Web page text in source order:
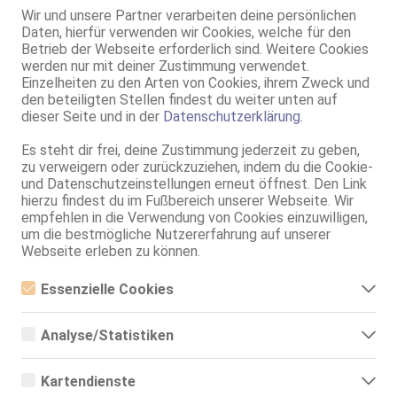
Wir und unsere Partner verarbeiten deine persönlichen
Daten, hierfür verwenden wir Cookies, welche für den
Betrieb der Webseite erforderlich sind. Weitere Cookies
werden nur mit deiner Zustimmung verwendet.
Einzelheiten zu den Arten von Cookies, ihrem Zweck und
den beteiligten Stellen findest du weiter unten auf
dieser Seite und in der Datenschutzerklärung
Es steht dir frei, deine Zustimmung jederzeit zu geben,
zu verweigern oder zurückzuziehen, indem du die Cookie-
und Datenschutzeinstellungen erneut öffnest. Den Link
hierzu findest du im Fußbereich unserer Webseite. Wir
empfehlen in die Verwendung von Cookies einzuwilligen,
um die bestmögliche Nutzererfahrung auf unserer
Webseite erleben zu können.
Essenzielle Cookies
Essenzielle Cookies sind alle notwendigen Cookies, die für den
ermöglicht werden. Die Webseite kann ohne diese Cookies nicht
Analyse/Statistiken
Analyse- bzw. Statistikcookies sind Cookies, die der Analyse der
Zugriffsstatistiken dienen. Sie helfen den Webseiten-Besitzern zu
Kartendienste
36.4km, Grashoffstr. 23a
Daisy bei X-Ladies
X-Ladies
ZK, 69, Franz b. Ihr, BV, MFF, Schmu., Kuscheln, Körperküs.
Bremerhaven
Monika
25 Jahre, 95E(DD), KF 34/36, 1.65m, total rasiert, osteuropäisch
ZK, 69, Franz b. Ihr, Schmu., Kuscheln, Körperküs., DSa, DSp
Bremerhaven
Roxy HAUSE UND HOTEL BESUCHEN
Bremerhaven
Lora - das 1.Mal in Deutschland!